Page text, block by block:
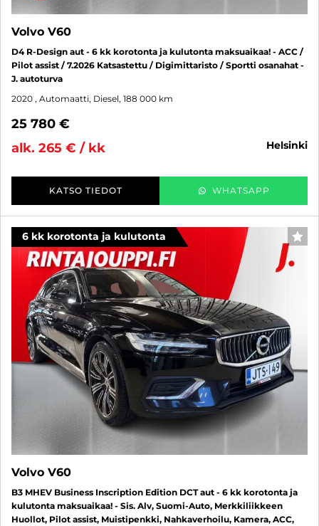
Volvo V60
D4 R-Design aut - 6 kk korotonta ja kulutonta maksuaikaa! - ACC /
Pilot assist / 7.2026 Katsastettu / Digimittaristo / Sportti osanahat -
J. autoturva
2020 , Automaatti, Diesel, 188 000 km
25 780 €
alk. 265 € / kk
helsinki
KATSO TIEDOT WHATSAPP
6 kk korotonta ja kulutonta
Volvo V60
B3 MHEV Business Inscription Edition DCT aut - 6 kk korotonta ja
kulutonta maksuaikaa! - Sis. Alv, Suomi-Auto, Merkkiliikkeen
Huollot, Pilot assist, Muistipenkki, Nahkaverhoilu, Kamera, ACC,